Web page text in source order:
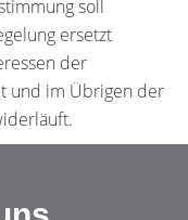
soll
ersetzt
der
und im Übrigen der